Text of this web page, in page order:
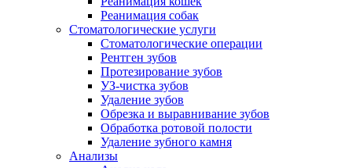
Реанимация собак
Стоматологические услуги
Стоматологические операции
Рентген зубов
Протезирование зубов
УЗ-чистка зубов
Удаление зубов
Обрезка и выравнивание зубов
Обработка ротовой полости
Удаление зубного камня
Анализы